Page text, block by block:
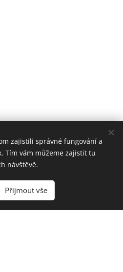
zajistili správné fungování a
Tím vám můžeme zajistit tu
návštěvě.
Přijmout vše